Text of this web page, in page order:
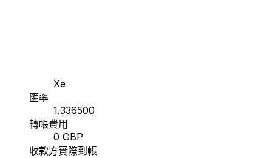
Xe
匯率
1.336500
轉帳費用
0 GBP
收款方實際到帳